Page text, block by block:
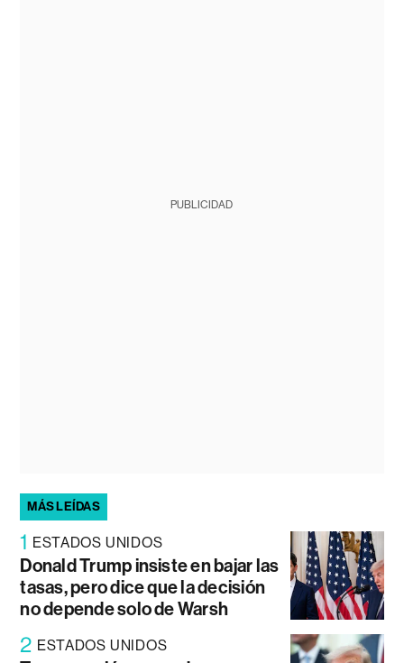
PUBLICIDAD
MÁS LEÍDAS
1 ESTADOS UNIDOS
Donald Trump insiste en bajar las
tasas, pero dice que la decisión
no depende solo de Warsh
2 ESTADOS UNIDOS